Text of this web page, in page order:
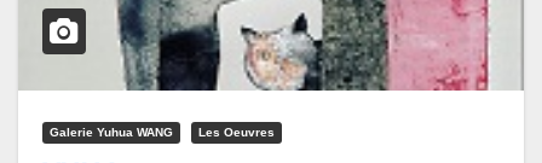
Galerie Yuhua WANG Les Oeuvres